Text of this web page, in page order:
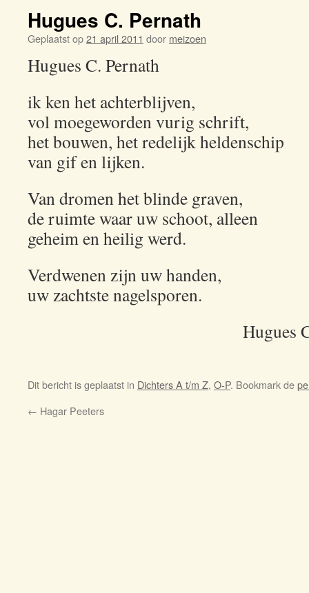
Hugues C. Pernath
Geplaatst op21 april 2011 door meizoen
Hugues C. Pernath
ik ken het achterblijven,
vol moegeworden vurig schrift,
het bouwen, het redelijk heldenschip
van gif en lijken.
Van dromen het blinde graven,
de ruimte waar uw schoot, alleen
geheim en heilig werd.
Verdwenen zijn uw handen,
uw zachtste nagelsporen.
Hugues
Dit bericht is geplaatst in Dichters A t/m Z, O-P. Bookmark de
← Hagar Peeters